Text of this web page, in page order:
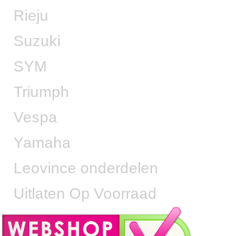
Rieju
Suzuki
SYM
Triumph
Vespa
Yamaha
Leovince onderdelen
Uitlaten Op Voorraad